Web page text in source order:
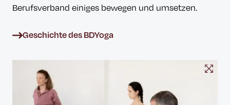
Berufsverband einiges bewegen und umsetzen.
Geschichte des BDYoga